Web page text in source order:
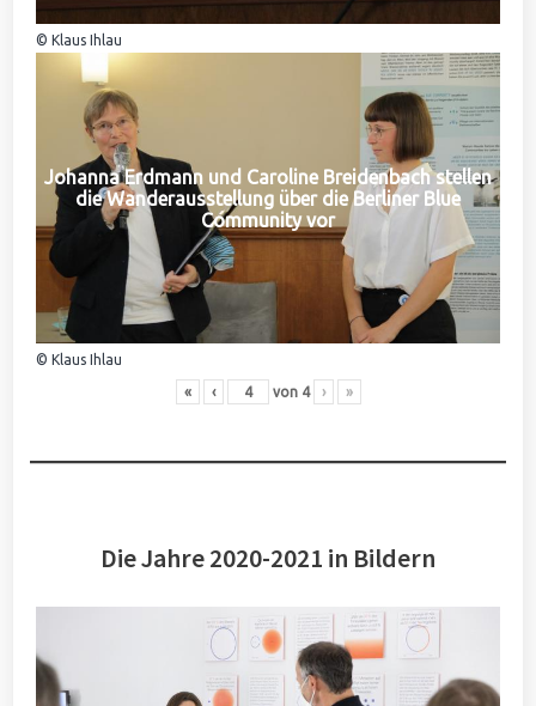
© Klaus Ihlau
Johanna Erdmann und Caroline Breidenbach stellen
die Wanderausstellung über die Berliner Blue
Community vor
© Klaus Ihlau
« ‹ von 4 › »
Die Jahre 2020-2021 in Bildern